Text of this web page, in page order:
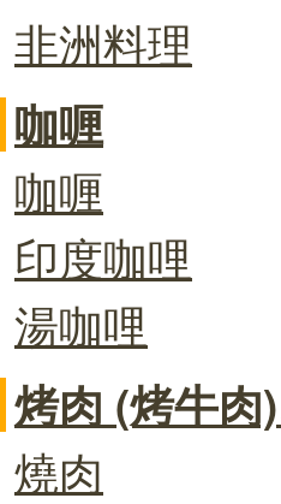
非洲料理
咖喱
咖喱
印度咖哩
湯咖哩
烤肉 (烤牛肉
燒肉